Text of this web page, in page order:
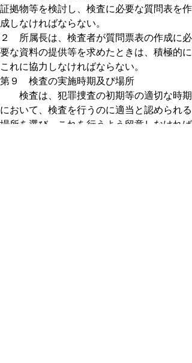
証拠物等を検討し、検査に必要な質問表を作
成しなければならない。
２ 所属長は、検査者が質問票表の作成に必
要な資料の提供等を求めたときは、積極的に
これに協力しなければならない。
第９ 検査の実施時期及び場所
検査は、犯罪捜査の初期等の適切な時期
において、検査を行うのに適当と認められる
場所を選び、これを行うよう留意しなければ